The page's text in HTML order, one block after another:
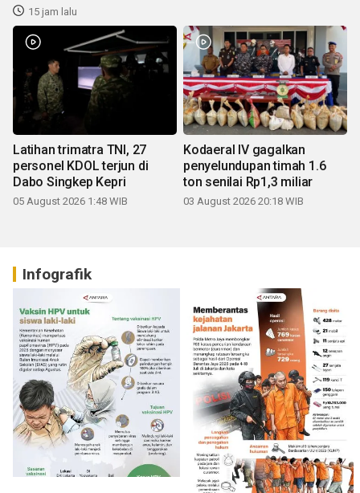
15 jam lalu
Latihan trimatra TNI, 27
personel KDOL terjun di
Dabo Singkep Kepri
05 August 2026 1:48 WIB
Kodaeral IV gagalkan
penyelundupan timah 1.6
ton senilai Rp1,3 miliar
03 August 2026 20:18 WIB
Infografik